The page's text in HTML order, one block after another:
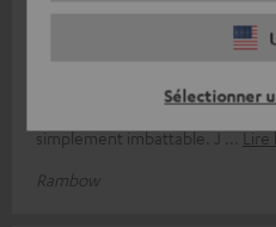
Sélectionner
compacte et, en plus, étanche
simplement imbattable. J
Lire
Rambow